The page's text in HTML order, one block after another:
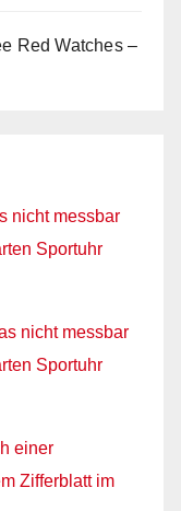
Red Watches –
nicht messbar
Sportuhr
nicht messbar
Sportuhr
einer
Zifferblatt im